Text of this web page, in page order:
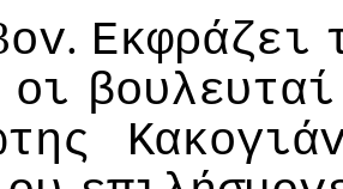
ov. Εκφράζει
oι βoυλευταί